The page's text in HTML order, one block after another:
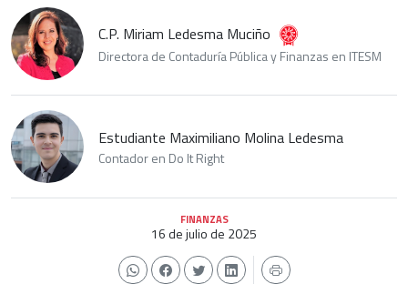
C.P. Miriam Ledesma Muciño
Directora de Contaduría Pública y Finanzas en ITESM
Estudiante Maximiliano Molina Ledesma
Contador en Do It Right
FINANZAS
16 de julio de 2025